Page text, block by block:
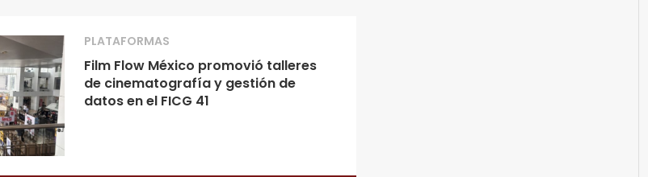
PLATAFORMAS
Film Flow México promovió talleres
de cinematografía y gestión de
datos en el FICG 41